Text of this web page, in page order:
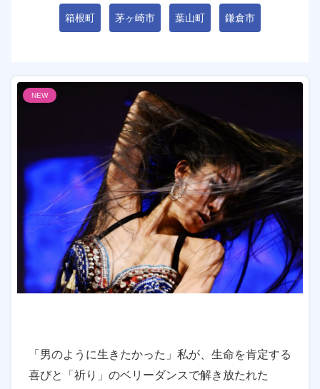
箱根町 茅ヶ崎市 葉山町 鎌倉市
NEW
「男のように生きたかった」私が、生命を肯定する
喜びと「祈り」のベリーダンスで解き放たれた